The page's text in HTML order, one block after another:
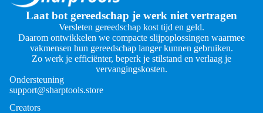
Laat bot gereedschap je werk niet vertragen
Versleten gereedschap kost tijd en geld.
Daarom ontwikkelen we compacte slijpoplossingen waarmee
vakmensen hun gereedschap langer kunnen gebruiken.
Zo werk je efficiënter, beperk je stilstand en verlaag je
vervangingskosten.
Ondersteuning
support@sharptools.store
Creators